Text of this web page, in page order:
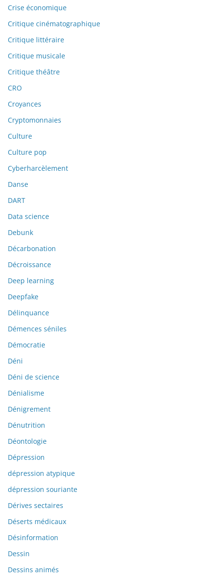
Crise économique
Critique cinématographique
Critique littéraire
Critique musicale
Critique théâtre
CRO
Croyances
Cryptomonnaies
Culture
Culture pop
Cyberharcèlement
Danse
DART
Data science
Debunk
Décarbonation
Décroissance
Deep learning
Deepfake
Délinquance
Démences séniles
Démocratie
Déni
Déni de science
Dénialisme
Dénigrement
Dénutrition
Déontologie
Dépression
dépression atypique
dépression souriante
Dérives sectaires
Déserts médicaux
Désinformation
Dessin
Dessins animés